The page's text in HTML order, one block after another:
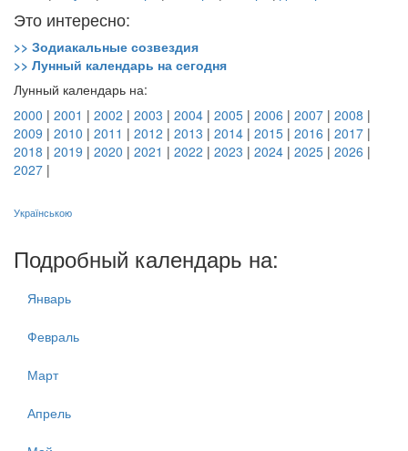
Это интересно:
>> Зодиакальные созвездия
>> Лунный календарь на сегодня
Лунный календарь на:
2000 | 2001 | 2002 | 2003 | 2004 | 2005 | 2006 | 2007 | 2008 |
2009 | 2010 | 2011 | 2012 | 2013 | 2014 | 2015 | 2016 | 2017 |
2018 | 2019 | 2020 | 2021 | 2022 | 2023 | 2024 | 2025 | 2026 |
2027 |
Українською
Подробный календарь на:
Январь
Февраль
Март
Апрель